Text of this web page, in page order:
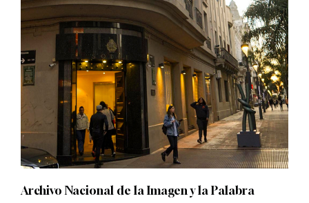
Archivo Nacional de la Imagen y la Palabra